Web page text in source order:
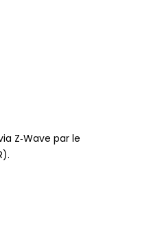
Z‑Wave par le